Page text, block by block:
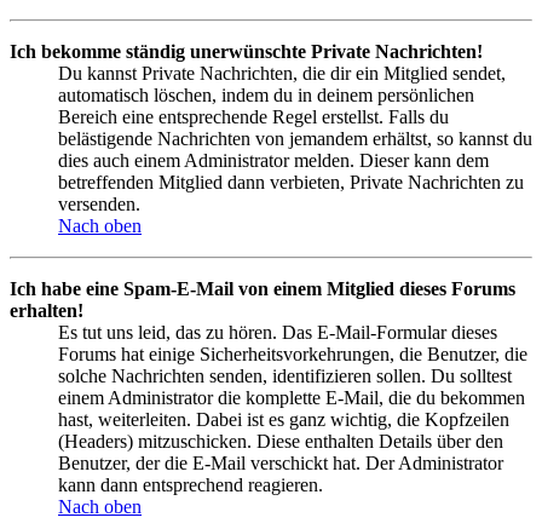
Ich bekomme ständig unerwünschte Private Nachrichten!
Du kannst Private Nachrichten, die dir ein Mitglied sendet,
automatisch löschen, indem du in deinem persönlichen
Bereich eine entsprechende Regel erstellst. Falls du
belästigende Nachrichten von jemandem erhältst, so kannst du
dies auch einem Administrator melden. Dieser kann dem
betreffenden Mitglied dann verbieten, Private Nachrichten zu
versenden.
Nach oben
Ich habe eine Spam-E-Mail von einem Mitglied dieses Forums
erhalten!
Es tut uns leid, das zu hören. Das E-Mail-Formular dieses
Forums hat einige Sicherheitsvorkehrungen, die Benutzer, die
solche Nachrichten senden, identifizieren sollen. Du solltest
einem Administrator die komplette E-Mail, die du bekommen
hast, weiterleiten. Dabei ist es ganz wichtig, die Kopfzeilen
(Headers) mitzuschicken. Diese enthalten Details über den
Benutzer, der die E-Mail verschickt hat. Der Administrator
kann dann entsprechend reagieren.
Nach oben